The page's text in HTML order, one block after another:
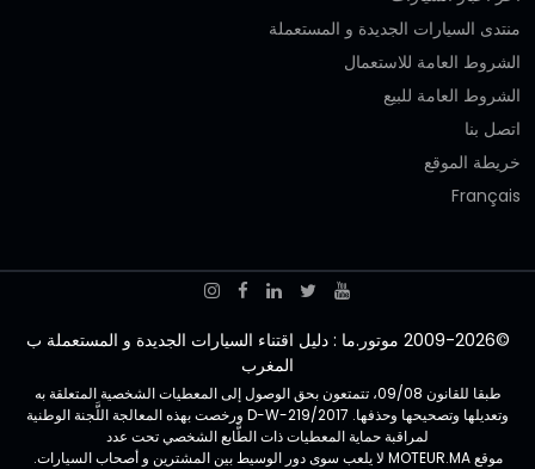
منتدى السيارات الجديدة و المستعملة
الشروط العامة للاستعمال
الشروط العامة للبيع
اتصل بنا
خريطة الموقع
Français
©2009-2026 موتور.ما : دليل اقتناء السيارات الجديدة و المستعملة ب
المغرب
طبقا للقانون 09/08، تتمتعون بحق الوصول إلى المعطيات الشخصية المتعلقة به
وتعديلها وتصحيحها وحذفها. D-W-219/2017 ورخصت بهذه المعالجة اللَّجنة الوطنية
لمراقبة حماية المعطيات ذات الطَّابع الشخصي تحت عدد
موقع MOTEUR.MA لا يلعب سوى دور الوسيط بين المشترين و أصحاب السيارات.